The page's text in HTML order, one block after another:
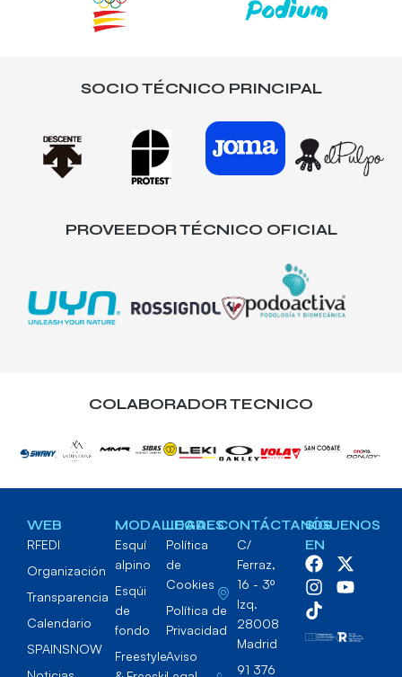
SOCIO TÉCNICO PRINCIPAL
PROVEEDOR TÉCNICO OFICIAL
COLABORADOR TECNICO
WEB
RFEDI
Organización
Transparencia
Calendario
SPAINSNOW
MODALIDADES
Esquí
alpino
Esqúi
de
fondo
Freestyle
LEGAL
Política
de
Cookies
Política de
Privacidad
Aviso
CONTÁCTANOS
C/
Ferraz,
16 - 3º
Izq.
28008
Madrid
91 376
SÍGUENOS
EN